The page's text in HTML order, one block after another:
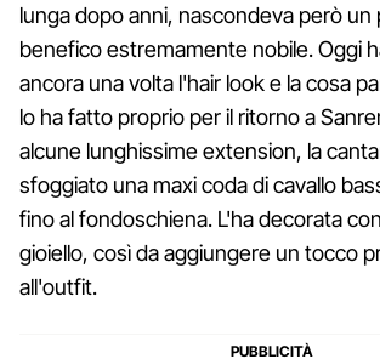
lunga dopo anni, nascondeva però
benefico estremamente nobile. Oggi
ancora una volta l'hair look e la cosa
lo ha fatto proprio per il ritorno a
alcune lunghissime extension, la
sfoggiato una maxi coda di cavallo
fino al fondoschiena. L'ha decorata
gioiello, così da aggiungere un tocco
all'outfit.